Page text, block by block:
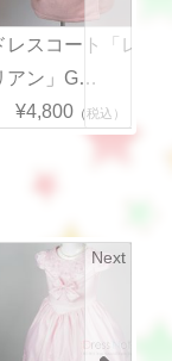
レスコート「レ
アン」G…
¥4,800（税込）
Next